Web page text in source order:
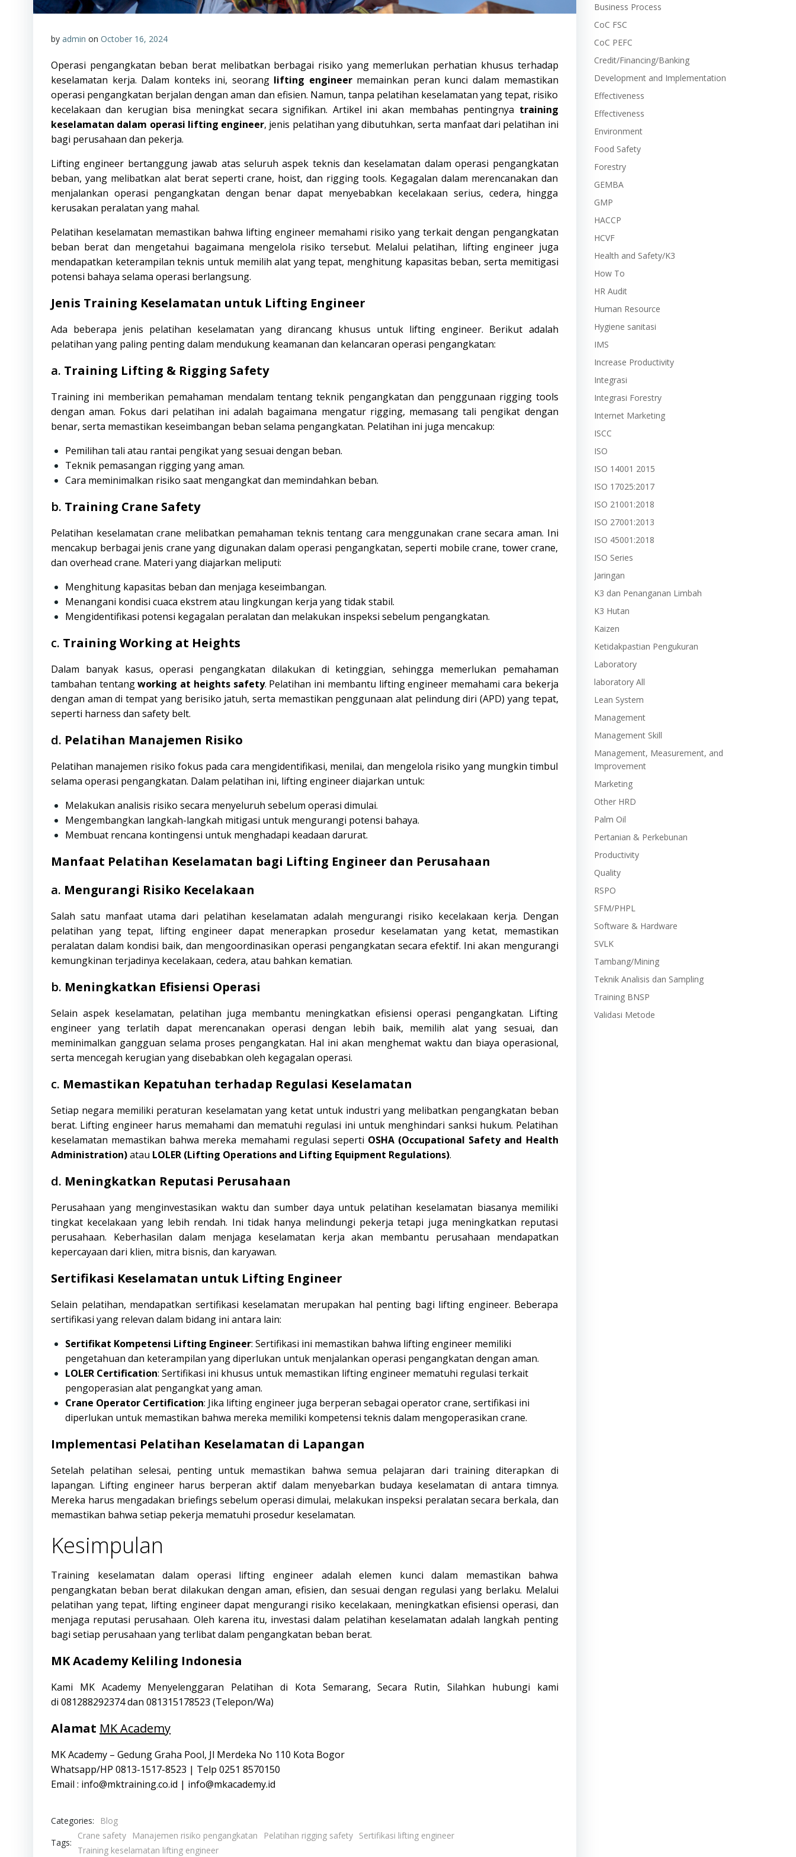
by admin on October 16, 2024
Operasi pengangkatan beban berat melibatkan berbagai risiko yang memerlukan perhatian khusus terhadap
keselamatan kerja. Dalam konteks ini, seorang lifting engineermemainkan peran kunci dalam memastikan
operasi pengangkatan berjalan dengan aman dan efisien. Namun, tanpa pelatihan keselamatan yang tepat, risiko
kecelakaan dan kerugian bisa meningkat secara signifikan. Artikel ini akan membahas pentingnya training
keselamatan dalam operasi lifting engineer, jenis pelatihan yang dibutuhkan, serta manfaat dari pelatihan ini
bagi perusahaan dan pekerja.
Lifting engineer bertanggung jawab atas seluruh aspek teknis dan keselamatan dalam operasi pengangkatan
beban, yang melibatkan alat berat seperti crane, hoist, dan rigging tools. Kegagalan dalam merencanakan dan
menjalankan operasi pengangkatan dengan benar dapat menyebabkan kecelakaan serius, cedera, hingga
kerusakan peralatan yang mahal.
Pelatihan keselamatan memastikan bahwa lifting engineer memahami risiko yang terkait dengan pengangkatan
beban berat dan mengetahui bagaimana mengelola risiko tersebut. Melalui pelatihan, lifting engineer juga
mendapatkan keterampilan teknis untuk memilih alat yang tepat, menghitung kapasitas beban, serta memitigasi
potensi bahaya selama operasi berlangsung.
Jenis Training Keselamatan untuk Lifting Engineer
Ada beberapa jenis pelatihan keselamatan yang dirancang khusus untuk lifting engineer. Berikut adalah
pelatihan yang paling penting dalam mendukung keamanan dan kelancaran operasi pengangkatan:
a. Training Lifting & Rigging Safety
Training ini memberikan pemahaman mendalam tentang teknik pengangkatan dan penggunaan rigging tools
dengan aman. Fokus dari pelatihan ini adalah bagaimana mengatur rigging, memasang tali pengikat dengan
benar, serta memastikan keseimbangan beban selama pengangkatan. Pelatihan ini juga mencakup:
Pemilihan tali atau rantai pengikat yang sesuai dengan beban.
Teknik pemasangan rigging yang aman.
Cara meminimalkan risiko saat mengangkat dan memindahkan beban.
b. Training Crane Safety
Pelatihan keselamatan crane melibatkan pemahaman teknis tentang cara menggunakan crane secara aman. Ini
mencakup berbagai jenis crane yang digunakan dalam operasi pengangkatan, seperti mobile crane, tower crane,
dan overhead crane. Materi yang diajarkan meliputi:
Menghitung kapasitas beban dan menjaga keseimbangan.
Menangani kondisi cuaca ekstrem atau lingkungan kerja yang tidak stabil.
Mengidentifikasi potensi kegagalan peralatan dan melakukan inspeksi sebelum pengangkatan.
c. Training Working at Heights
Dalam banyak kasus, operasi pengangkatan dilakukan di ketinggian, sehingga memerlukan pemahaman
tambahan tentangworking at heights safety. Pelatihan ini membantu lifting engineer memahami cara bekerja
dengan aman di tempat yang berisiko jatuh, serta memastikan penggunaan alat pelindung diri (APD) yang tepat,
seperti harness dan safety belt.
d. Pelatihan Manajemen Risiko
Pelatihan manajemen risiko fokus pada cara mengidentifikasi, menilai, dan mengelola risiko yang mungkin timbul
selama operasi pengangkatan. Dalam pelatihan ini, lifting engineer diajarkan untuk:
Melakukan analisis risiko secara menyeluruh sebelum operasi dimulai.
Mengembangkan langkah-langkah mitigasi untuk mengurangi potensi bahaya.
Membuat rencana kontingensi untuk menghadapi keadaan darurat.
Manfaat Pelatihan Keselamatan bagi Lifting Engineer dan Perusahaan
a. Mengurangi Risiko Kecelakaan
Salah satu manfaat utama dari pelatihan keselamatan adalah mengurangi risiko kecelakaan kerja. Dengan
pelatihan yang tepat, lifting engineer dapat menerapkan prosedur keselamatan yang ketat, memastikan
peralatan dalam kondisi baik, dan mengoordinasikan operasi pengangkatan secara efektif. Ini akan mengurangi
kemungkinan terjadinya kecelakaan, cedera, atau bahkan kematian.
b. Meningkatkan Efisiensi Operasi
Selain aspek keselamatan, pelatihan juga membantu meningkatkan efisiensi operasi pengangkatan. Lifting
engineer yang terlatih dapat merencanakan operasi dengan lebih baik, memilih alat yang sesuai, dan
meminimalkan gangguan selama proses pengangkatan. Hal ini akan menghemat waktu dan biaya operasional,
serta mencegah kerugian yang disebabkan oleh kegagalan operasi.
c. Memastikan Kepatuhan terhadap Regulasi Keselamatan
Setiap negara memiliki peraturan keselamatan yang ketat untuk industri yang melibatkan pengangkatan beban
berat. Lifting engineer harus memahami dan mematuhi regulasi ini untuk menghindari sanksi hukum. Pelatihan
keselamatan memastikan bahwa mereka memahami regulasi seperti OSHA (Occupational Safety and Health
Administration)atau LOLER (Lifting Operations and Lifting Equipment Regulations).
d. Meningkatkan Reputasi Perusahaan
Perusahaan yang menginvestasikan waktu dan sumber daya untuk pelatihan keselamatan biasanya memiliki
tingkat kecelakaan yang lebih rendah. Ini tidak hanya melindungi pekerja tetapi juga meningkatkan reputasi
perusahaan. Keberhasilan dalam menjaga keselamatan kerja akan membantu perusahaan mendapatkan
kepercayaan dari klien, mitra bisnis, dan karyawan.
Sertifikasi Keselamatan untuk Lifting Engineer
Selain pelatihan, mendapatkan sertifikasi keselamatan merupakan hal penting bagi lifting engineer. Beberapa
sertifikasi yang relevan dalam bidang ini antara lain:
Sertifikat Kompetensi Lifting Engineer: Sertifikasi ini memastikan bahwa lifting engineer memiliki
pengetahuan dan keterampilan yang diperlukan untuk menjalankan operasi pengangkatan dengan aman.
LOLER Certification: Sertifikasi ini khusus untuk memastikan lifting engineer mematuhi regulasi terkait
pengoperasian alat pengangkat yang aman.
Crane Operator Certification: Jika lifting engineer juga berperan sebagai operator crane, sertifikasi ini
diperlukan untuk memastikan bahwa mereka memiliki kompetensi teknis dalam mengoperasikan crane.
Implementasi Pelatihan Keselamatan di Lapangan
Setelah pelatihan selesai, penting untuk memastikan bahwa semua pelajaran dari training diterapkan di
lapangan. Lifting engineer harus berperan aktif dalam menyebarkan budaya keselamatan di antara timnya.
Mereka harus mengadakan briefings sebelum operasi dimulai, melakukan inspeksi peralatan secara berkala, dan
memastikan bahwa setiap pekerja mematuhi prosedur keselamatan.
Kesimpulan
Training keselamatan dalam operasi lifting engineer adalah elemen kunci dalam memastikan bahwa
pengangkatan beban berat dilakukan dengan aman, efisien, dan sesuai dengan regulasi yang berlaku. Melalui
pelatihan yang tepat, lifting engineer dapat mengurangi risiko kecelakaan, meningkatkan efisiensi operasi, dan
menjaga reputasi perusahaan. Oleh karena itu, investasi dalam pelatihan keselamatan adalah langkah penting
bagi setiap perusahaan yang terlibat dalam pengangkatan beban berat.
MK Academy Keliling Indonesia
Kami MK Academy Menyelenggaran Pelatihan di Kota Semarang, Secara Rutin, Silahkan hubungi kami
di 081288292374dan 081315178523 (Telepon/Wa)
Alamat MK Academy
MK Academy – Gedung Graha Pool, Jl Merdeka No 110 Kota Bogor
Whatsapp/HP 0813-1517-8523 | Telp 0251 8570150
Email : info@mktraining.co.id | info@mkacademy.id
Categories:
Blog
Tags:
Crane safety Manajemen risiko pengangkatan Pelatihan rigging safety Sertifikasi lifting engineer
Training keselamatan lifting engineer
Business Process
CoC FSC
CoC PEFC
Credit/Financing/Banking
Development and Implementation
Effectiveness
Effectiveness
Environment
Food Safety
Forestry
GEMBA
GMP
HACCP
HCVF
Health and Safety/K3
How To
HR Audit
Human Resource
Hygiene sanitasi
IMS
Increase Productivity
Integrasi
Integrasi Forestry
Internet Marketing
ISCC
ISO
ISO 14001 2015
ISO 17025:2017
ISO 21001:2018
ISO 27001:2013
ISO 45001:2018
ISO Series
Jaringan
K3 dan Penanganan Limbah
K3 Hutan
Kaizen
Ketidakpastian Pengukuran
Laboratory
laboratory All
Lean System
Management
Management Skill
Management, Measurement, and
Improvement
Marketing
Other HRD
Palm Oil
Pertanian & Perkebunan
Productivity
Quality
RSPO
SFM/PHPL
Software & Hardware
SVLK
Tambang/Mining
Teknik Analisis dan Sampling
Training BNSP
Validasi Metode